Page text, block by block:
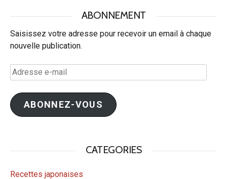
ABONNEMENT
Saisissez votre adresse pour recevoir un email à chaque
nouvelle publication.
Adresse
e-
mail
ABONNEZ-VOUS
CATEGORIES
Recettes japonaises